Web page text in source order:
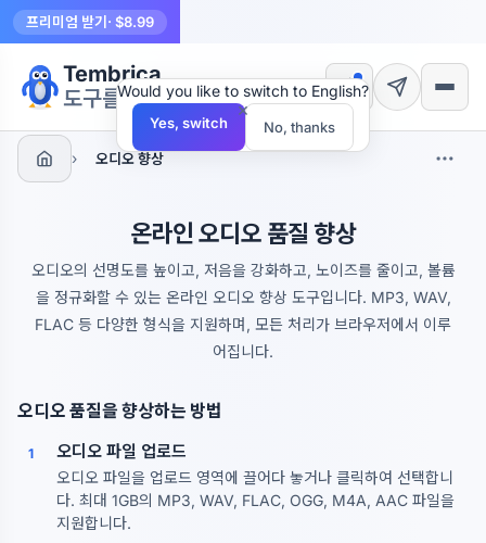
프리미엄 받기· $8.99
Tembrica
도구를 만듭니다
› 오디오 향상
온라인 오디오 품질 향상
오디오의 선명도를 높이고, 저음을 강화하고, 노이즈를 줄이고, 볼륨
을 정규화할 수 있는 온라인 오디오 향상 도구입니다. MP3, WAV,
FLAC 등 다양한 형식을 지원하며, 모든 처리가 브라우저에서 이루
어집니다.
오디오 품질을 향상하는 방법
1 오디오 파일 업로드
오디오 파일을 업로드 영역에 끌어다 놓거나 클릭하여 선택합니
다. 최대 1GB의 MP3, WAV, FLAC, OGG, M4A, AAC 파일을
지원합니다.
×
Would you like to switch to English?
Yes, switch No, thanks